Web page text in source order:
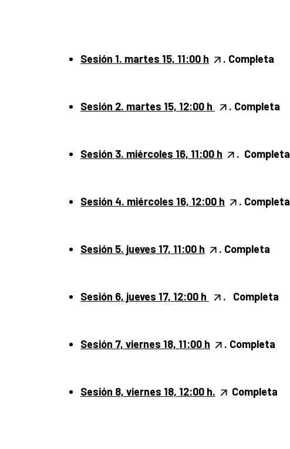
Sesión 1. martes 15, 11:00 h . Completa
Sesión 2. martes 15, 12:00 h . Completa
Sesión 3. miércoles 16, 11:00 h . Completa
Sesión 4. miércoles 16, 12:00 h . Completa
Sesión 5. jueves 17, 11:00 h . Completa
Sesión 6, jueves 17, 12:00 h . Completa
Sesión 7, viernes 18, 11:00 h . Completa
Sesión 8, viernes 18, 12:00 h. Completa